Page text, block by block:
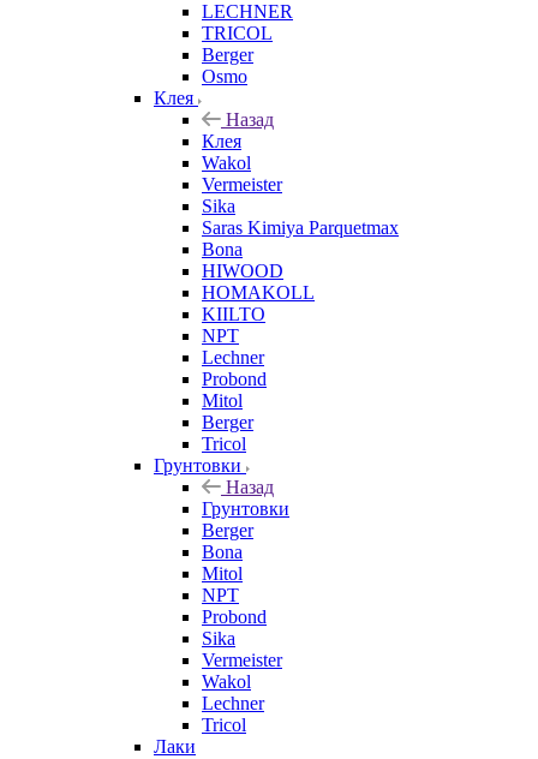
LECHNER
TRICOL
Berger
Osmo
Клея
Назад
Клея
Wakol
Vermeister
Sika
Saras Kimiya Parquetmax
Bona
HIWOOD
HOMAKOLL
KIILTO
NPT
Lechner
Probond
Mitol
Berger
Tricol
Грунтовки
Назад
Грунтовки
Berger
Bona
Mitol
NPT
Probond
Sika
Vermeister
Wakol
Lechner
Tricol
Лаки